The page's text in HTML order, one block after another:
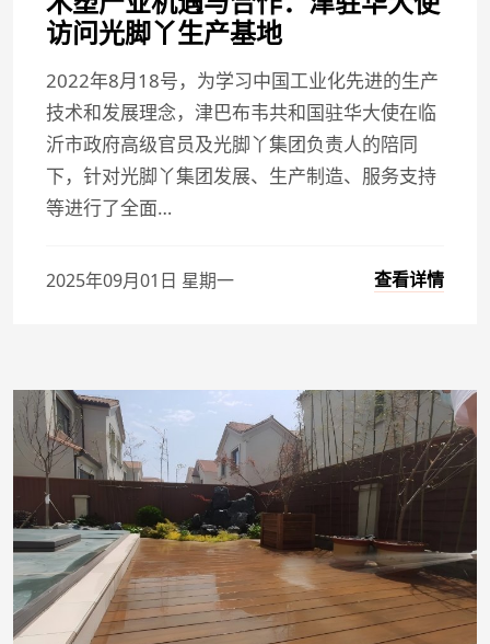
访问光脚丫生产基地
2022年8月18号，为学习中国工业化先进的生产
技术和发展理念，津巴布韦共和国驻华大使在临
沂市政府高级官员及光脚丫集团负责人的陪同
下，针对光脚丫集团发展、生产制造、服务支持
等进行了全面…
2025年09月01日 星期一 查看详情